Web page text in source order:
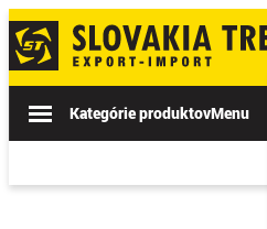
Kategórie produktovMenu